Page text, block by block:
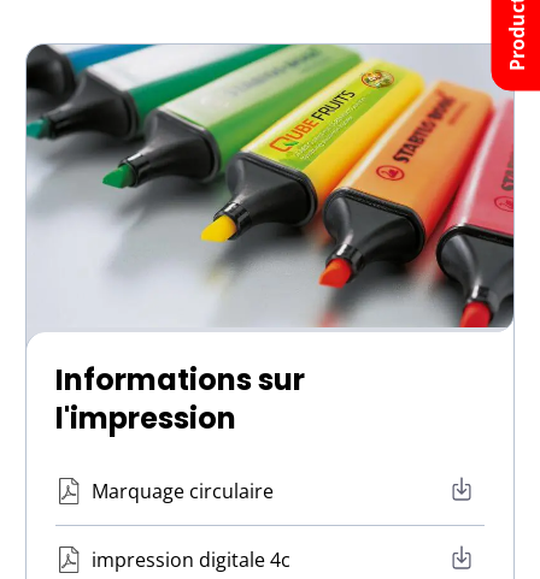
Informations sur
l'impression
Marquage circulaire
impression digitale 4c